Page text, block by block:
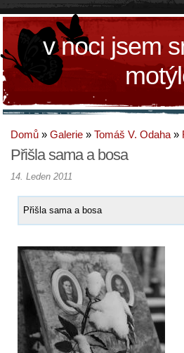
v noci jsem
Domů » Galerie » Tomáš V. Odaha »
Přišla sama a bosa
14. Leden 2011
Přišla sama a bosa